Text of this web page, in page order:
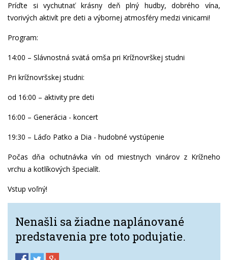
Príďte si vychutnať krásny deň plný hudby, dobrého vína,
tvorivých aktivít pre deti a výbornej atmosféry medzi vinicami!
Program:
14:00 – Slávnostná svätá omša pri Krížnovrškej studni
Pri krížnovršskej studni:
od 16:00 – aktivity pre deti
16:00 – Generácia - koncert
19:30 – Láďo Patko a Dia - hudobné vystúpenie
Počas dňa ochutnávka vín od miestnych vinárov z Krížneho
vrchu a kotlíkových špecialít.
Vstup voľný!
Nenašli sa žiadne naplánované
predstavenia pre toto podujatie.